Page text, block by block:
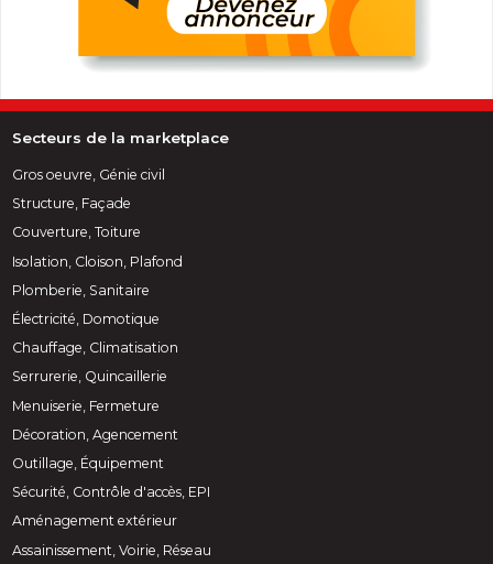
Secteurs de la marketplace
Gros oeuvre, Génie civil
Structure, Façade
Couverture, Toiture
Isolation, Cloison, Plafond
Plomberie, Sanitaire
Électricité, Domotique
Chauffage, Climatisation
Serrurerie, Quincaillerie
Menuiserie, Fermeture
Décoration, Agencement
Outillage, Équipement
Sécurité, Contrôle d'accès, EPI
Aménagement extérieur
Assainissement, Voirie, Réseau